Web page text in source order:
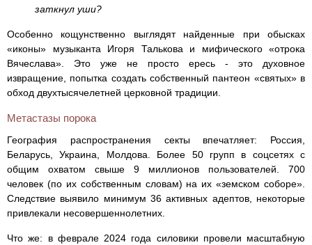
заткнул уши?
Особенно кощунственно выглядят найденные при обысках
«иконы» музыканта Игоря Талькова и мифического «отрока
Вячеслава». Это уже не просто ересь - это духовное
извращение, попытка создать собственный пантеон «святых» в
обход двухтысячелетней церковной традиции.
Метастазы порока
География распространения секты впечатляет: Россия,
Беларусь, Украина, Молдова. Более 50 групп в соцсетях с
общим охватом свыше 9 миллионов пользователей. 700
человек (по их собственным словам) на их «земском соборе».
Следствие выявило минимум 36 активных адептов, некоторые
привлекали несовершеннолетних.
Что же: в феврале 2024 года силовики провели масштабную